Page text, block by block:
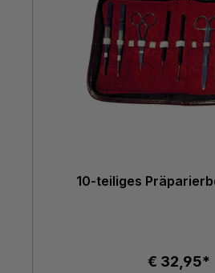
10-teiliges
€ 32,95*